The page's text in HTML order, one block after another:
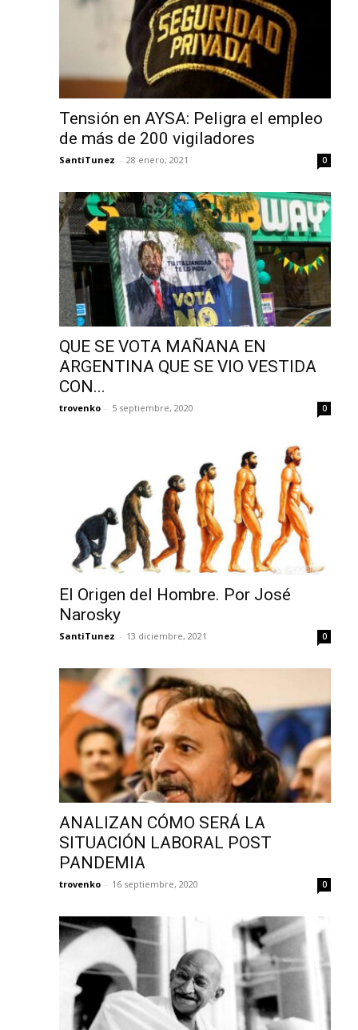
Tensión en AYSA: Peligra el empleo
de más de 200 vigiladores
SantiTunez - 28 enero, 2021 0
QUE SE VOTA MAÑANA EN
ARGENTINA QUE SE VIO VESTIDA
CON...
trovenko - 5 septiembre, 2020 0
El Origen del Hombre. Por José
Narosky
SantiTunez - 13 diciembre, 2021 0
ANALIZAN CÓMO SERÁ LA
SITUACIÓN LABORAL POST
PANDEMIA
trovenko - 16 septiembre, 2020 0